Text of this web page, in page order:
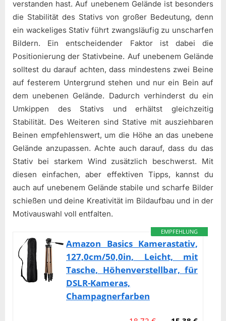
verstanden hast. Auf unebenem Gelände ist besonders
die Stabilität des Stativs von großer Bedeutung, denn
ein wackeliges Stativ führt zwangsläufig zu unscharfen
Bildern. Ein entscheidender Faktor ist dabei die
Positionierung der Stativbeine. Auf unebenem Gelände
solltest du darauf achten, dass mindestens zwei Beine
auf festerem Untergrund stehen und nur ein Bein auf
dem unebenen Gelände. Dadurch verhinderst du ein
Umkippen des Stativs und erhältst gleichzeitig
Stabilität. Des Weiteren sind Stative mit ausziehbaren
Beinen empfehlenswert, um die Höhe an das unebene
Gelände anzupassen. Achte auch darauf, dass du das
Stativ bei starkem Wind zusätzlich beschwerst. Mit
diesen einfachen, aber effektiven Tipps, kannst du
auch auf unebenem Gelände stabile und scharfe Bilder
schießen und deine Kreativität im Bildaufbau und in der
Motivauswahl voll entfalten.
EMPFEHLUNG
Amazon Basics Kamerastativ,
127,0cm/50,0in, Leicht, mit
Tasche, Höhenverstellbar, für
DSLR-Kameras,
Champagnerfarben